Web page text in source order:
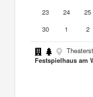
23
24 25
30
1 2
Festspielhaus am